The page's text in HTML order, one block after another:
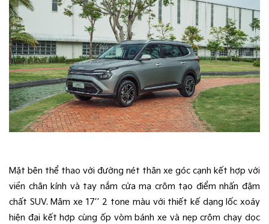
Mặt bên thể thao với đường nét thân xe góc cạnh kết hợp với
viền chân kính và tay nắm cửa mạ crôm tạo điểm nhấn đậm
chất SUV. Mâm xe 17’’ 2 tone màu với thiết kế dạng lốc xoáy
hiện đại kết hợp cùng ốp vòm bánh xe và nẹp crôm chạy dọc